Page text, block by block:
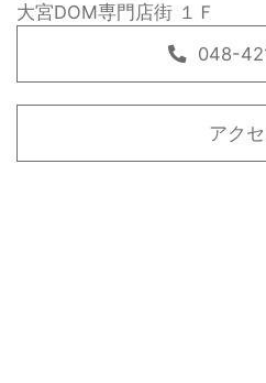
大宮DOM専門店街 １Ｆ
048-
アク